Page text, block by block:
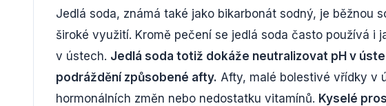
Jedlá soda, známá také jako bikarbonát sodný, je běžnou
široké využití. Kromě pečení se jedlá soda často používá i
v ústech. Jedlá soda totiž dokáže neutralizovat pH v
podráždění způsobené afty. Afty, malé bolestivé vřídky v
hormonálních změn nebo nedostatku vitamínů. Kyselé